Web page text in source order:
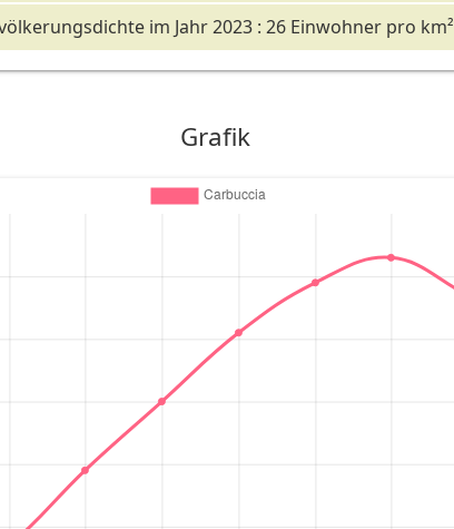
im Jahr 2023 : 26 Einwohner pro km²
Grafik